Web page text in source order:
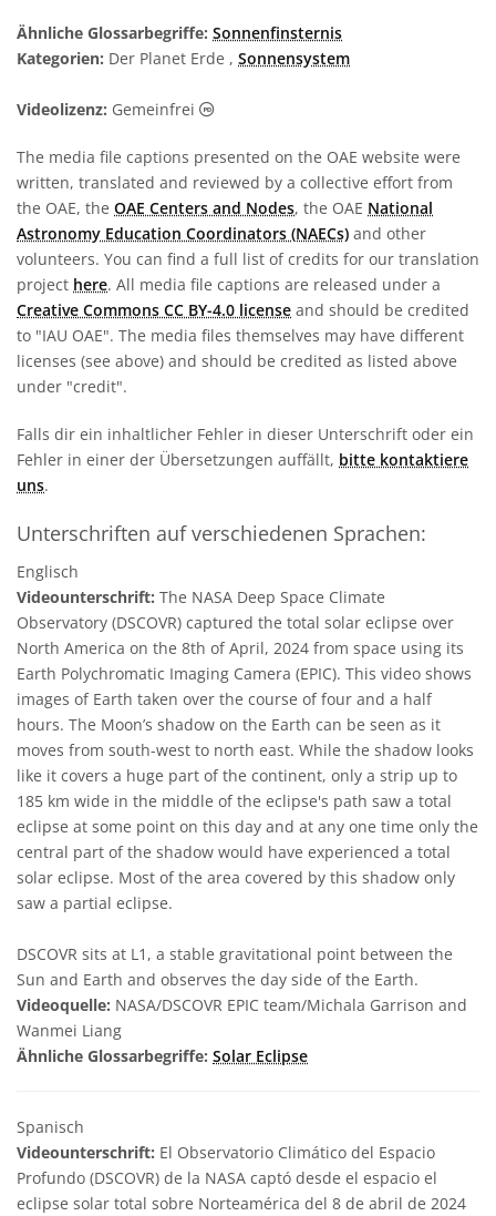
Ähnliche Glossarbegriffe: Sonnenfinsternis
Kategorien: Der Planet Erde , Sonnensystem
Videolizenz: Gemeinfrei Gemeinfrei Symbole
The media file captions presented on the OAE website were
written, translated and reviewed by a collective effort from
the OAE, the OAE Centers and Nodes, the OAE National
Astronomy Education Coordinators (NAECs) and other
volunteers. You can find a full list of credits for our translation
project here. All media file captions are released under a
Creative Commons CC BY-4.0 license and should be credited
to "IAU OAE". The media files themselves may have different
licenses (see above) and should be credited as listed above
under "credit".
Falls dir ein inhaltlicher Fehler in dieser Unterschrift oder ein
Fehler in einer der Übersetzungen auffällt, bitte kontaktiere
uns.
Unterschriften auf verschiedenen Sprachen:
Englisch
Videounterschrift: The NASA Deep Space Climate
Observatory (DSCOVR) captured the total solar eclipse over
North America on the 8th of April, 2024 from space using its
Earth Polychromatic Imaging Camera (EPIC). This video shows
images of Earth taken over the course of four and a half
hours. The Moon’s shadow on the Earth can be seen as it
moves from south-west to north east. While the shadow looks
like it covers a huge part of the continent, only a strip up to
185 km wide in the middle of the eclipse's path saw a total
eclipse at some point on this day and at any one time only the
central part of the shadow would have experienced a total
solar eclipse. Most of the area covered by this shadow only
saw a partial eclipse.
DSCOVR sits at L1, a stable gravitational point between the
Sun and Earth and observes the day side of the Earth.
Videoquelle: NASA/DSCOVR EPIC team/Michala Garrison and
Wanmei Liang
Ähnliche Glossarbegriffe: Solar Eclipse
Spanisch
Videounterschrift: El Observatorio Climático del Espacio
Profundo (DSCOVR) de la NASA captó desde el espacio el
eclipse solar total sobre Norteamérica del 8 de abril de 2024